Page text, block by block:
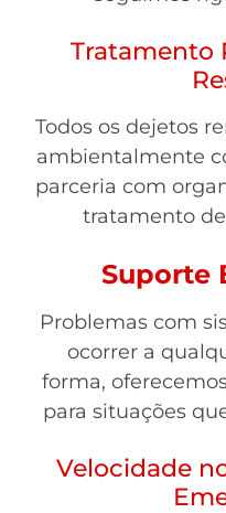
Tratamento
Todos os dejetos
ambientalmente
parceria com
tratamento
Suporte
Problemas com
ocorrer a
forma,
para situações
Velocidade